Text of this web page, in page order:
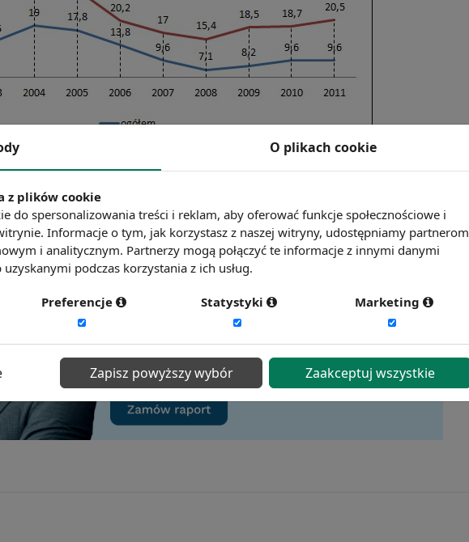
O plikach cookie
z plików cookie
do spersonalizowania treści i reklam, aby oferować funkcje społecznościowe i
Informacje o tym, jak korzystasz z naszej witryny, udostępniamy partnerom
i analitycznym. Partnerzy mogą połączyć te informacje z innymi danymi
podczas korzystania z ich usług.
Preferencje Statystyki Marketing
Zapisz powyższy wybór Zaakceptuj wszystkie